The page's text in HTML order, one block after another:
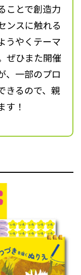
ことで創造力
ンスに触れる
うやくテーマ
ぜひまた開催
、一部のプロ
きるので、親
す！